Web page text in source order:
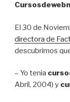
El 30 de
directora de
descubrimos
– Yo tenia
Abril, 2004) y